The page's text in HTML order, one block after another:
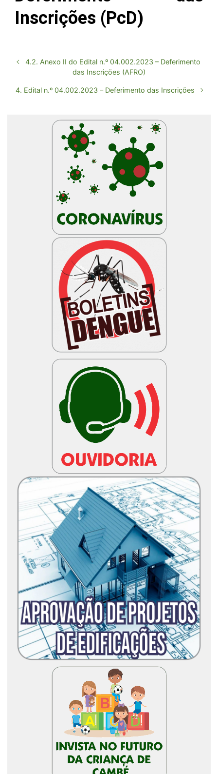
Inscrições (PcD)
4.2. Anexo II do Edital n.º 04.002.2023 – Deferimento
das Inscrições (AFRO)
4. Edital n.º 04.002.2023 – Deferimento das Inscrições